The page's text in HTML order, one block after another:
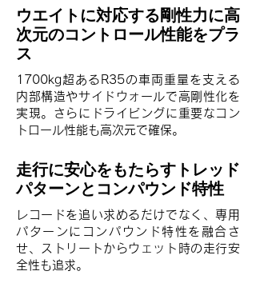
ウエイトに対応する剛性力に高
次元のコントロール性能をプラ
ス
1700kg超あるR35の車両重量を支える
内部構造やサイドウォールで高剛性化を
実現。さらにドライビングに重要なコン
トロール性能も高次元で確保。
走行に安心をもたらすトレッド
パターンとコンパウンド特性
レコードを追い求めるだけでなく、専用
パターンにコンパウンド特性を融合さ
せ、ストリートからウェット時の走行安
全性も追求。